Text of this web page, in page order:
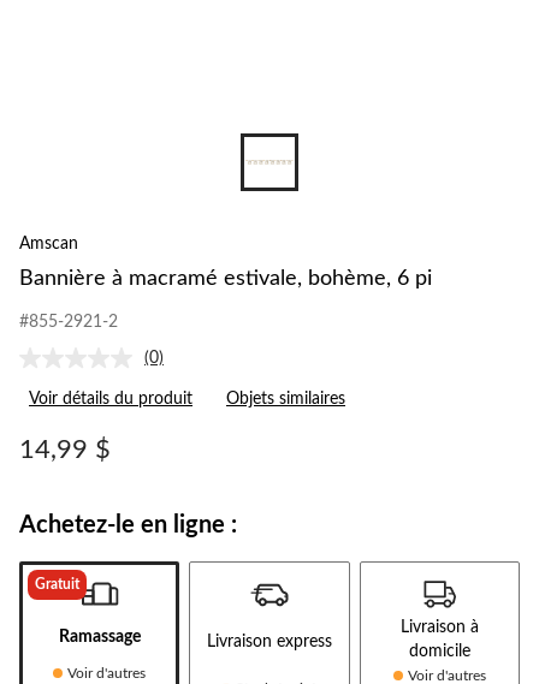
Amscan
Bannière à macramé estivale, bohème, 6 pi
#855-2921-2
Aucune
cote
pour
même
page.
(0)
Voir détails du produit Objets similaires
14,99 $
Achetez-le en ligne :
Gratuit
Ramassage
Voir d'autres
Livraison express
Livraison à
domicile
Voir d'autres